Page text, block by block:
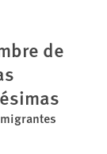
de